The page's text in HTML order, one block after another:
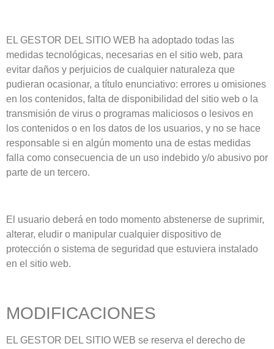
EL GESTOR DEL SITIO WEB ha adoptado todas las
medidas tecnológicas, necesarias en el sitio web, para
evitar daños y perjuicios de cualquier naturaleza que
pudieran ocasionar, a título enunciativo: errores u omisiones
en los contenidos, falta de disponibilidad del sitio web o la
transmisión de virus o programas maliciosos o lesivos en
los contenidos o en los datos de los usuarios, y no se hace
responsable si en algún momento una de estas medidas
falla como consecuencia de un uso indebido y/o abusivo por
parte de un tercero.
El usuario deberá en todo momento abstenerse de suprimir,
alterar, eludir o manipular cualquier dispositivo de
protección o sistema de seguridad que estuviera instalado
en el sitio web.
MODIFICACIONES
EL GESTOR DEL SITIO WEB se reserva el derecho de